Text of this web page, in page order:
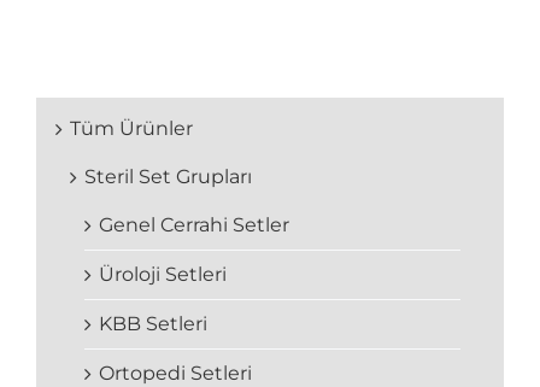
Tüm Ürünler
Steril Set Grupları
Genel Cerrahi Setler
Üroloji Setleri
KBB Setleri
Ortopedi Setleri